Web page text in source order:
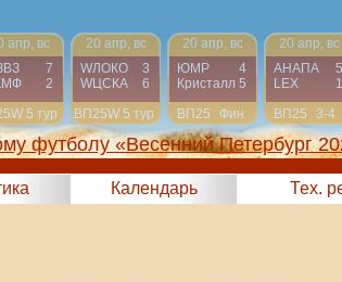
апр, вс
7
2
5 тур
20 апр, вс
WЛОКО
3
WЦСКА
6
ВП25W 5 тур
20 апр, вс
ЮМР
4
Кристалл 5
ВП25
Фин
20 апр, вс
АНАПА
5
LEX
1
ВП25
3-4
футболу «Весенний Петербург
Календарь Тех.